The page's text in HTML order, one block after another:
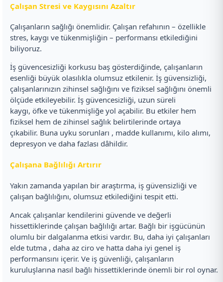
Çalışan Stresi ve Kaygısını Azaltır
Çalışanların sağlığı önemlidir. Çalışan refahının – özellikle
stres, kaygı ve tükenmişliğin – performansı etkilediğini
biliyoruz.
İş güvencesizliği korkusu baş gösterdiğinde, çalışanların
esenliği büyük olasılıkla olumsuz etkilenir. İş güvensizliği,
çalışanlarınızın zihinsel sağlığını ve fiziksel sağlığını önemli
ölçüde etkileyebilir. İş güvencesizliği, uzun süreli
kaygı, öfke ve tükenmişliğe yol açabilir. Bu etkiler hem
fiziksel hem de zihinsel sağlık belirtilerinde ortaya
çıkabilir. Buna uyku sorunları , madde kullanımı, kilo alımı,
depresyon ve daha fazlası dâhildir.
Çalışana Bağlılığı Artırır
Yakın zamanda yapılan bir araştırma, iş güvensizliği ve
çalışan bağlılığını, olumsuz etkilediğini tespit etti.
Ancak çalışanlar kendilerini güvende ve değerli
hissettiklerinde çalışan bağlılığı artar. Bağlı bir işgücünün
olumlu bir dalgalanma etkisi vardır. Bu, daha iyi çalışanları
elde tutma , daha az ciro ve hatta daha iyi genel iş
performansını içerir. Ve iş güvenliği, çalışanların
kuruluşlarına nasıl bağlı hissettiklerinde önemli bir rol oynar.